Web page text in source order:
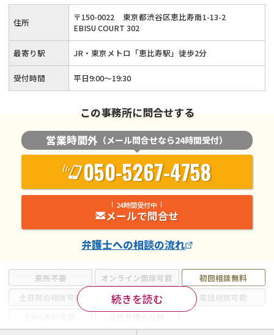
ールでのご相談も受付中◆JR・東京メトロ「恵比寿駅」から
徒歩2分
来所不要 オンライン面談可能
初回相談無料
土日祝の相談可能
19時以降電話可能
電話相談可能
続きを読む
住所 〒150-0022
東京都渋谷区恵比寿南1-13-2
EBISU COURT 302
最寄り駅 JR・東京メトロ「恵比寿駅」徒歩2分
受付時間 平日9:00～19:30
この事務所に問合せする
営業時間外 （メール問合せなら24時間受付）
050-5267-4758
24時間受付中
メールで問合せ
弁護士への相談の流れ